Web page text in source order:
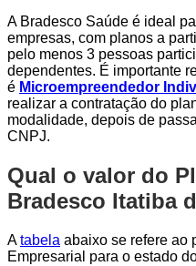
A Bradesco Saúde é ideal
empresas, com planos a
pelo menos 3 pessoas
dependentes. É importante
é Microempreendedor
realizar a contratação do
modalidade, depois de
CNPJ.
Qual o valor do
Bradesco Itatiba
Atabela abaixo se refere ao
Empresarial para o estado